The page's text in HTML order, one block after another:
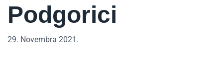
Podgorici
29. Novembra 2021.